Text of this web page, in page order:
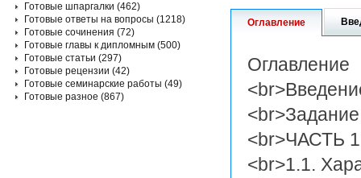
Оглавление
Оглавление
<br>ЧАСТЬ
<br>1.1.
Готовые шпаргалки (462)
Готовые ответы на вопросы (1218)
Готовые сочинения (72)
Готовые главы к дипломным (500)
Готовые статьи (297)
Готовые рецензии (42)
Готовые семинарские работы (49)
Готовые разное (867)